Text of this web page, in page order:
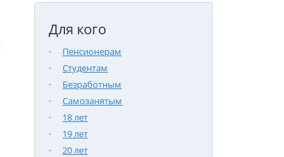
Для кого
Пенсионерам
Студентам
Безработным
Самозанятым
18 лет
19 лет
20 лет